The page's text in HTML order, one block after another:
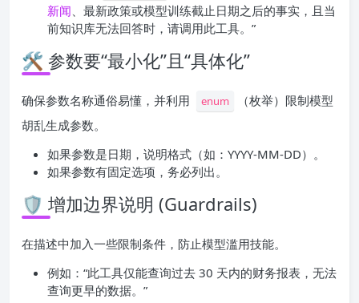
新闻、最新政策或模型训练截止日期之后的事实，且当
前知识库无法回答时，请调用此工具。”
🛠 参数要“最小化”且“具体化”
确保参数名称通俗易懂，并利用 enum
（枚举）限制模型
胡乱生成参数。
如果参数是日期，说明格式（如：YYYY-MM-DD）。
如果参数有固定选项，务必列出。
🛡 增加边界说明 (Guardrails)
在描述中加入一些限制条件，防止模型滥用技能。
例如：“此工具仅能查询过去 30 天内的财务报表，无法
查询更早的数据。”